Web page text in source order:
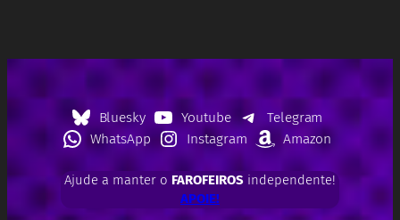
Bluesky Youtube
Telegram
WhatsApp
Instagram Amazon
Ajude a manter o FAROFEIROSindependente!
APOIE!